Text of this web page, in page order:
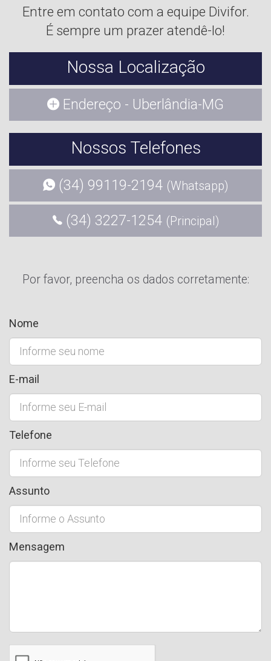
Entre em contato com a equipe Divifor.
É sempre um prazer atendê-lo!
Nossa Localização
Endereço - Uberlândia-MG
Nossos Telefones
(34) 99119-2194 (Whatsapp)
(34) 3227-1254 (Principal)
Por favor, preencha os dados corretamente:
Nome
E-mail
Telefone
Assunto
Mensagem